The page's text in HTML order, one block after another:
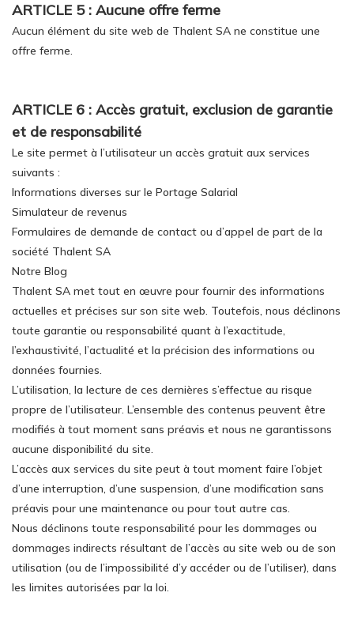
ARTICLE 5 : Aucune offre ferme
Aucun élément du site web de Thalent SA ne constitue une
offre ferme.
ARTICLE 6 : Accès gratuit, exclusion de garantie
et de responsabilité
Le site permet à l’utilisateur un accès gratuit aux services
suivants :
Informations diverses sur le Portage Salarial
Simulateur de revenus
Formulaires de demande de contact ou d’appel de part de la
société Thalent SA
Notre Blog
Thalent SA met tout en œuvre pour fournir des informations
actuelles et précises sur son site web. Toutefois, nous déclinons
toute garantie ou responsabilité quant à l’exactitude,
l’exhaustivité, l’actualité et la précision des informations ou
données fournies.
L’utilisation, la lecture de ces dernières s’effectue au risque
propre de l’utilisateur. L’ensemble des contenus peuvent être
modifiés à tout moment sans préavis et nous ne garantissons
aucune disponibilité du site.
L’accès aux services du site peut à tout moment faire l’objet
d’une interruption, d’une suspension, d’une modification sans
préavis pour une maintenance ou pour tout autre cas.
Nous déclinons toute responsabilité pour les dommages ou
dommages indirects résultant de l’accès au site web ou de son
utilisation (ou de l’impossibilité d’y accéder ou de l’utiliser), dans
les limites autorisées par la loi.